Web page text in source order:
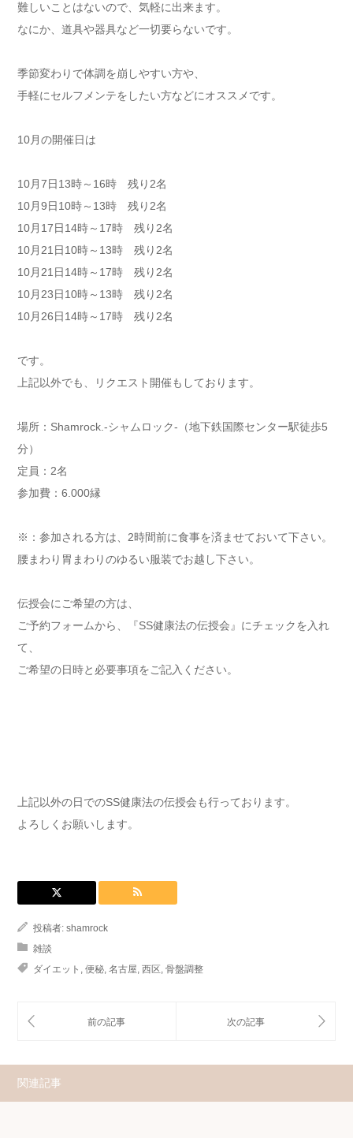
難しいことはないので、気軽に出来ます。
なにか、道具や器具など一切要らないです。
季節変わりで体調を崩しやすい方や、
手軽にセルフメンテをしたい方などにオススメです。
10月の開催日は
10月7日13時～16時 残り2名
10月9日10時～13時 残り2名
10月17日14時～17時 残り2名
10月21日10時～13時 残り2名
10月21日14時～17時 残り2名
10月23日10時～13時 残り2名
10月26日14時～17時 残り2名
です。
上記以外でも、リクエスト開催もしております。
場所：Shamrock.-シャムロック-（地下鉄国際センター駅徒歩5
分）
定員：2名
参加費：6.000縁
※：参加される方は、2時間前に食事を済ませておいて下さい。
腰まわり胃まわりのゆるい服装でお越し下さい。
伝授会にご希望の方は、
ご予約フォームから、『SS健康法の伝授会』にチェックを入れ
て、
ご希望の日時と必要事項をご記入ください。
上記以外の日でのSS健康法の伝授会も行っております。
よろしくお願いします。
投稿者: shamrock
雑談
ダイエット , 便秘, 名古屋, 西区, 骨盤調整
関連記事